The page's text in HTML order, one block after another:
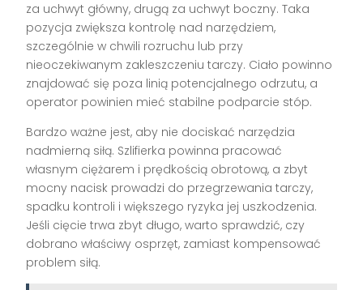
za uchwyt główny, drugą za uchwyt boczny. Taka
pozycja zwiększa kontrolę nad narzędziem,
szczególnie w chwili rozruchu lub przy
nieoczekiwanym zakleszczeniu tarczy. Ciało powinno
znajdować się poza linią potencjalnego odrzutu, a
operator powinien mieć stabilne podparcie stóp.
Bardzo ważne jest, aby nie dociskać narzędzia
nadmierną siłą. Szlifierka powinna pracować
własnym ciężarem i prędkością obrotową, a zbyt
mocny nacisk prowadzi do przegrzewania tarczy,
spadku kontroli i większego ryzyka jej uszkodzenia.
Jeśli cięcie trwa zbyt długo, warto sprawdzić, czy
dobrano właściwy osprzęt, zamiast kompensować
problem siłą.